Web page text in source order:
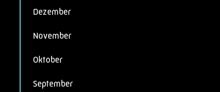
Dezember
November
Oktober
September